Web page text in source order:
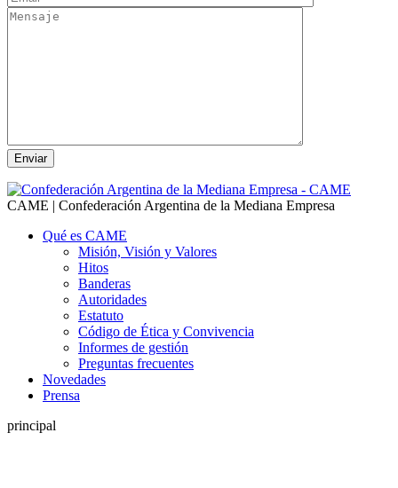
CAME | Confederación Argentina de la Mediana Empresa
Qué es CAME
Misión, Visión y Valores
Hitos
Banderas
Autoridades
Estatuto
Código de Ética y Convivencia
Informes de gestión
Preguntas frecuentes
Novedades
Prensa
principal